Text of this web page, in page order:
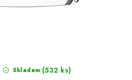
Skladem (532 ks)